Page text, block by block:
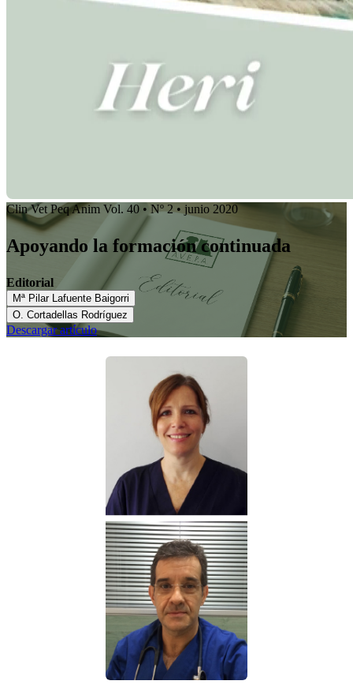
Clin Vet Peq Anim Vol. 40 • Nº 2 • junio 2020
Apoyando la formación continuada
Editorial
Mª Pilar Lafuente Baigorri
O. Cortadellas Rodríguez
Descargar artículo